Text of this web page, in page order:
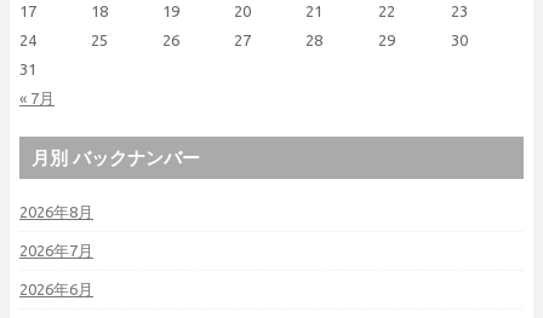
« 7月
17
18 19 20 21 22
23
24
25 26 27 28 29
30
31
月別 バックナンバー
2026年8月
2026年7月
2026年6月